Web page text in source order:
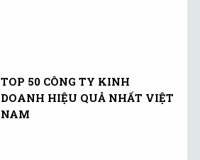
TOP 50 CÔNG TY KINH
DOANH HIỆU QUẢ NHẤT VIỆT
NAM